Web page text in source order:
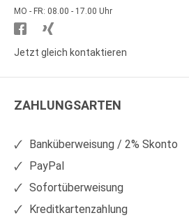
MO - FR: 08.00 - 17.00 Uhr
Besuchen
Sie
auf
Sie
auf
Jetzt gleich kontaktieren
ZAHLUNGSARTEN
Banküberweisung / 2% Skonto
PayPal
Sofortüberweisung
Kreditkartenzahlung